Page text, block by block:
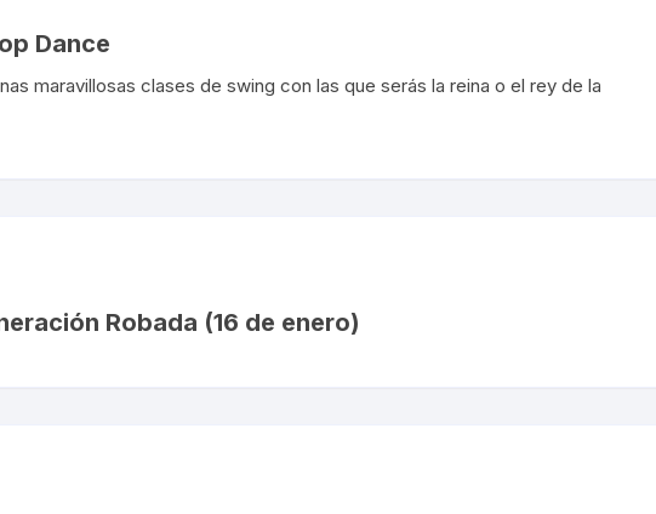
Dance
maravillosas clases de swing con las que serás la reina o el rey de la
Robada (16 de enero)